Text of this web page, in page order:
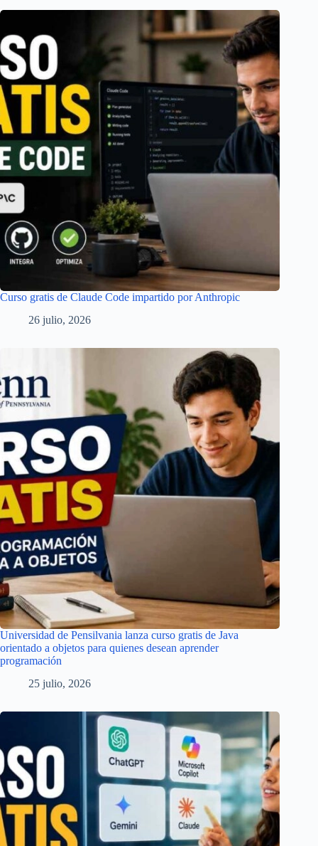
Curso gratis de Claude Code impartido por Anthropic
26 julio, 2026
Universidad de Pensilvania lanza curso gratis de Java
orientado a objetos para quienes desean aprender
programación
25 julio, 2026